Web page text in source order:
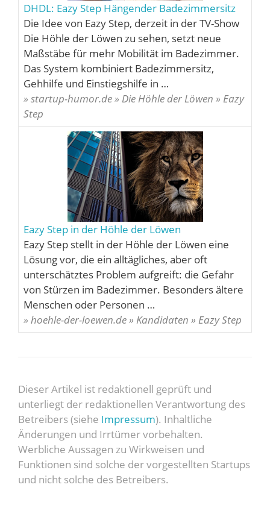
DHDL: Eazy Step Hängender Badezimmersitz
Die Idee von Eazy Step, derzeit in der TV-Show
Die Höhle der Löwen zu sehen, setzt neue
Maßstäbe für mehr Mobilität im Badezimmer.
Das System kombiniert Badezimmersitz,
Gehhilfe und Einstiegshilfe in …
» startup-humor.de » Die Höhle der Löwen » Eazy
Step
Eazy Step in der Höhle der Löwen
Eazy Step stellt in der Höhle der Löwen eine
Lösung vor, die ein alltägliches, aber oft
unterschätztes Problem aufgreift: die Gefahr
von Stürzen im Badezimmer. Besonders ältere
Menschen oder Personen …
» hoehle-der-loewen.de » Kandidaten » Eazy Step
Dieser Artikel ist redaktionell geprüft und
unterliegt der redaktionellen Verantwortung des
Betreibers (siehe Impressum). Inhaltliche
Änderungen und Irrtümer vorbehalten.
Werbliche Aussagen zu Wirkweisen und
Funktionen sind solche der vorgestellten Startups
und nicht solche des Betreibers.